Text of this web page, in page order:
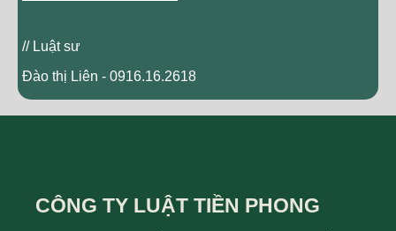
// Luật sư
Đào thị Liên - 0916.16.2618
CÔNG TY LUẬT TIỀN PHONG